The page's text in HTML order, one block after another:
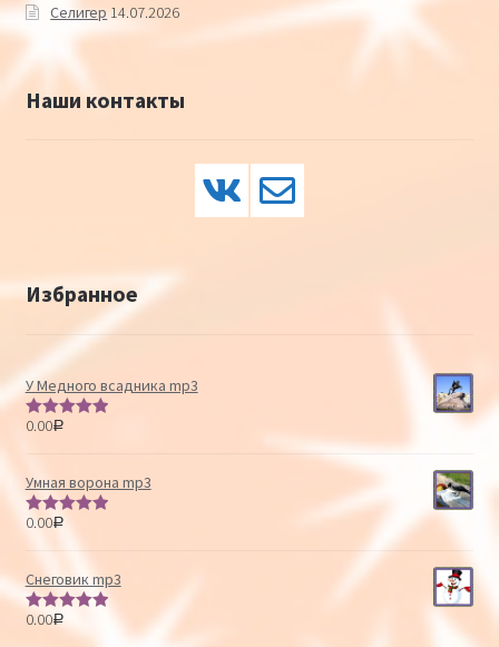
Селигер 14.07.2026
Наши контакты
Избранное
У Медного всадника mp3
Оценка
0.00Р
Умная ворона mp3
Оценка
0.00Р
Снеговик mp3
Оценка
0.00Р